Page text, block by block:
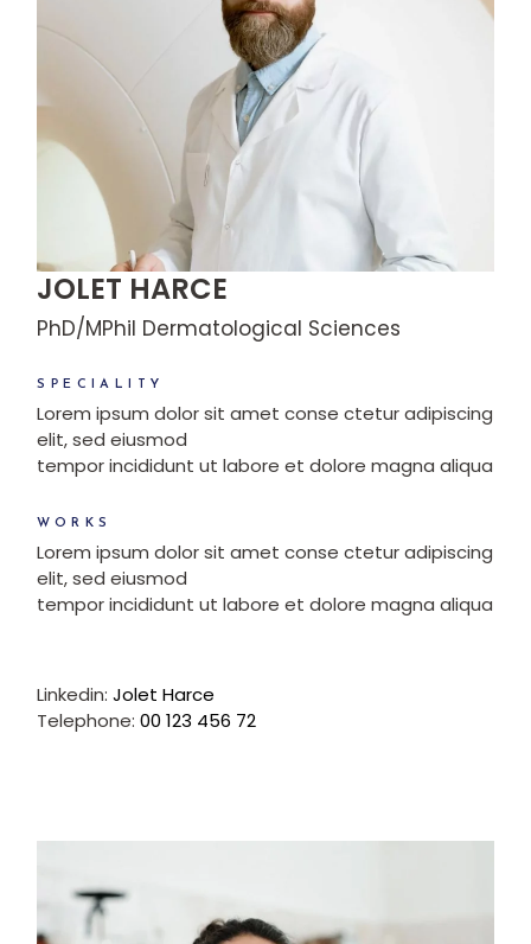
JOLET HARCE
PhD/MPhil Dermatological Sciences
SPECIALITY
Lorem ipsum dolor sit amet conse ctetur adipiscing
elit, sed eiusmod
tempor incididunt ut labore et dolore magna aliqua
WORKS
Lorem ipsum dolor sit amet conse ctetur adipiscing
elit, sed eiusmod
tempor incididunt ut labore et dolore magna aliqua
Linkedin: Jolet Harce
Telephone: 00 123 456 72